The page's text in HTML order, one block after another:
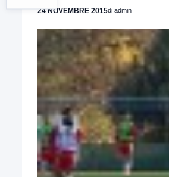
24 NOVEMBRE 2015di admin